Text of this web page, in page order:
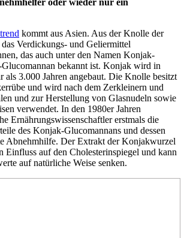
oder wieder nur ein
kommt aus Asien. Aus der Knolle der
Verdickungs- und Gelier­mittel
das auch unter den Namen Konjak-
bekannt ist. Konjak wird in
als 3.000 Jahren angebaut. Die Knolle besitzt
und wird nach dem Zerkleinern und
und zur Herstellung von Glasnudeln sowie
verwendet. In den 1980er Jahren
Ernährungswissenschaftler erstmals die
des Konjak-Glucomannans und dessen
Abnehmhilfe. Der Extrakt der Konjakwurzel
Einfluss auf den Cholesterinspiegel und kann
auf natürliche Weise senken.